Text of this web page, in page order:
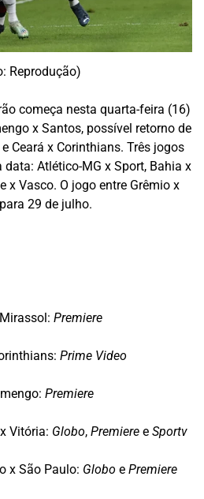
Reprodução)
começa nesta quarta-feira (16)
x Santos, possível retorno de
Ceará x Corinthians. Três jogos
Atlético-MG x Sport, Bahia x
x Vasco. O jogo entre Grêmio x
29 de julho.
Premiere
Prime Video
Premiere
Vitória: Globo, Premiere e Sportv
x São Paulo: Globo e Premiere